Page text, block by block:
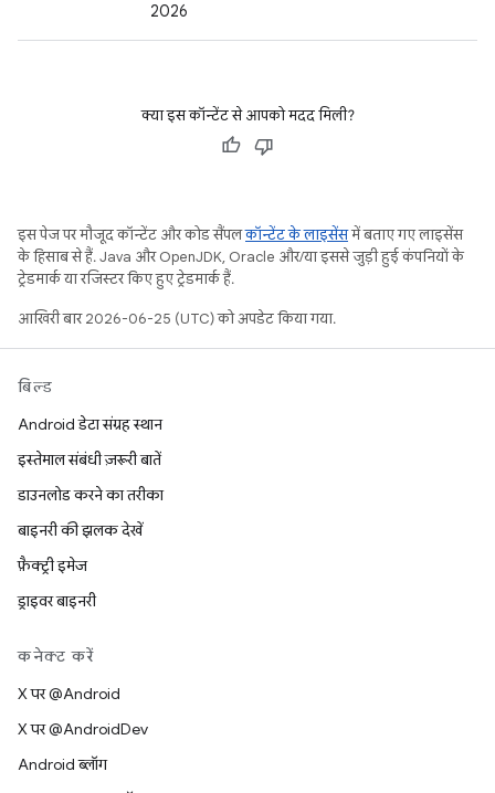
2026
क्या इस कॉन्टेंट से आपको मदद मिली?
इस पेज पर मौजूद कॉन्टेंट और कोड सैंपलकॉन्टेंट के लाइसेंसमें बताए गए लाइसेंस
के हिसाब से हैं. Java और OpenJDK, Oracle और/या इससे जुड़ी हुई कंपनियों के
ट्रेडमार्क या रजिस्टर किए हुए ट्रेडमार्क हैं.
आखिरी बार 2026-06-25 (UTC) को अपडेट किया गया.
बिल्ड
Android डेटा संग्रह स्थान
इस्तेमाल संबंधी ज़रूरी बातें
डाउनलोड करने का तरीका
बाइनरी की झलक देखें
फ़ैक्ट्री इमेज
ड्राइवर बाइनरी
कनेक्ट करें
X पर @Android
X पर @AndroidDev
Android ब्लॉग